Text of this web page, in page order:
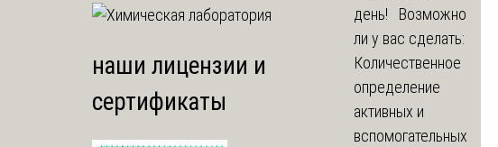
наши лицензии и
сертификаты
день! Возможно
ли у вас сделать:
Количественное
определение
активных и
вспомогательных